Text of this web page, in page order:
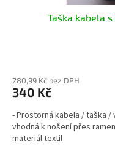
Taška kabela
280,99 Kč bez DPH
340 Kč
- Prostorná kabela / taška /
vhodná k nošení přes
materiál textil